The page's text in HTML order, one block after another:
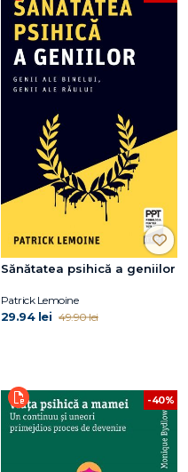
Sănătatea psihică a geniilor
Patrick Lemoine
29.94 lei 49.90 lei
-40%